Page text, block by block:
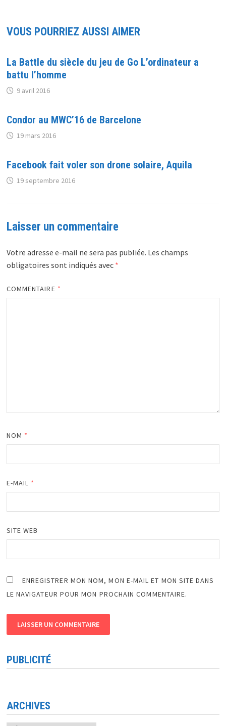
VOUS POURRIEZ AUSSI AIMER
La Battle du siècle du jeu de Go L’ordinateur a
battu l’homme
9 avril 2016
Condor au MWC’16 de Barcelone
19 mars 2016
Facebook fait voler son drone solaire, Aquila
19 septembre 2016
Laisser un commentaire
Votre adresse e-mail ne sera pas publiée. Les champs
obligatoires sont indiqués avec *
COMMENTAIRE *
NOM *
E-MAIL *
SITE WEB
ENREGISTRER MON NOM, MON E-MAIL ET MON SITE DANS
LE NAVIGATEUR POUR MON PROCHAIN COMMENTAIRE.
PUBLICITÉ
ARCHIVES